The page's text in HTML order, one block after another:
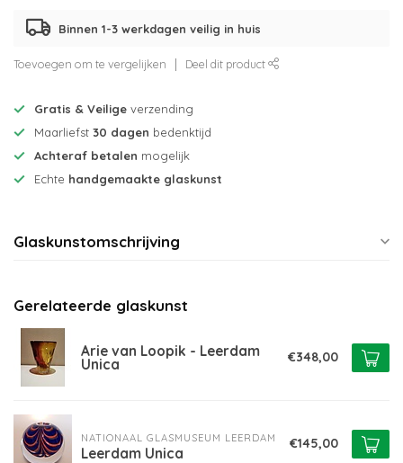
Binnen 1-3 werkdagen veilig in huis
Toevoegen om te vergelijken Deel dit product
Gratis & Veilige verzending
Maarliefst 30 dagen bedenktijd
Achteraf betalen mogelijk
Echte handgemaakte glaskunst
Glaskunstomschrijving
Gerelateerde glaskunst
Arie van Loopik - Leerdam
Unica €348,00
NATIONAAL GLASMUSEUM LEERDAM
Leerdam Unica
€145,00